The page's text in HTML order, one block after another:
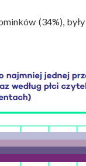
(34%),